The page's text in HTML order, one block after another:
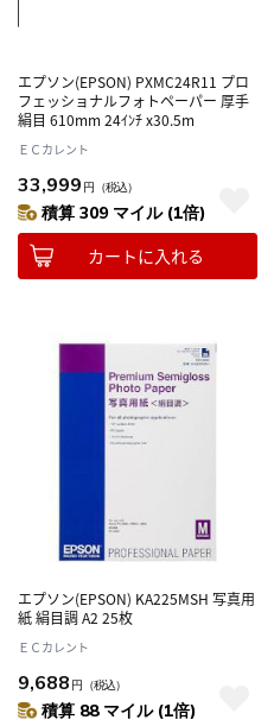
エプソン(EPSON) PXMC24R11 プロ
フェッショナルフォトペーパー 厚手
絹目 610mm 24ｲﾝﾁ x30.5m
ＥＣカレント
33,999 円 （税込）
積算 309 マイル (1倍)
カートに入れる
エプソン(EPSON) KA225MSH 写真用
紙 絹目調 A2 25枚
ＥＣカレント
9,688 円 （税込）
積算 88 マイル (1倍)